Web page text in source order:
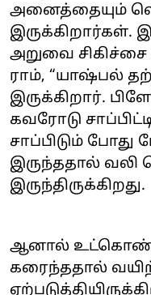
அனைத்தையும்
இருக்கிறார்கள்.
அறுவை சிகிச்சை
ராம், “யாஷ்பல்
இருக்கிறார்.
கவரோடு
சாப்பிடும் போது
இருந்ததால் வலி
இருந்திருக்கிறது.
ஆனால் உட்கொண்ட
கரைந்ததால்